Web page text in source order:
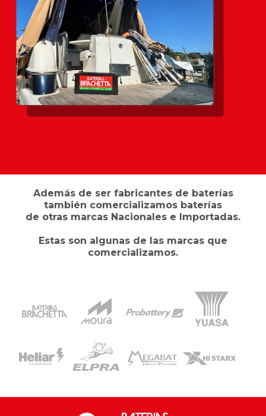
Además de ser fabricantes de baterías
también comercializamos baterías
de otras marcas Nacionales e Importadas.
Estas son algunas de las marcas que
comercializamos.